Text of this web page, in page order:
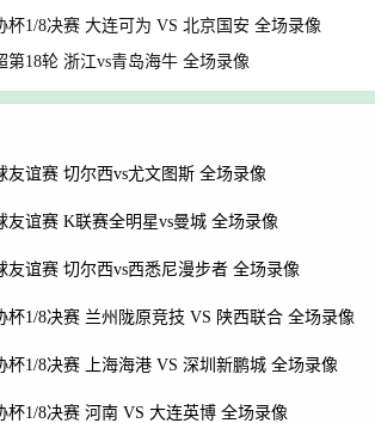
杯1/8决赛 大连可为 VS 北京国安 全场录像
第18轮 浙江vs青岛海牛 全场录像
友谊赛 切尔西vs尤文图斯 全场录像
友谊赛 K联赛全明星vs曼城 全场录像
友谊赛 切尔西vs西悉尼漫步者 全场录像
杯1/8决赛 兰州陇原竞技 VS 陕西联合 全场录像
杯1/8决赛 上海海港 VS 深圳新鹏城 全场录像
杯1/8决赛 河南 VS 大连英博 全场录像